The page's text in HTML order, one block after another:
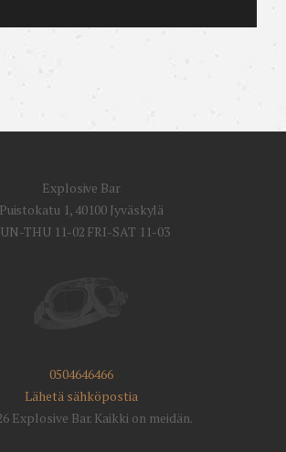
Explosive Bar
Puistokatu 1, 40100 Jyväskylä
THU 11-02 FRI-SAT 11-03
0504646466
Lähetä sähköpostia
Explosive Bar. Kaikki on meidän.